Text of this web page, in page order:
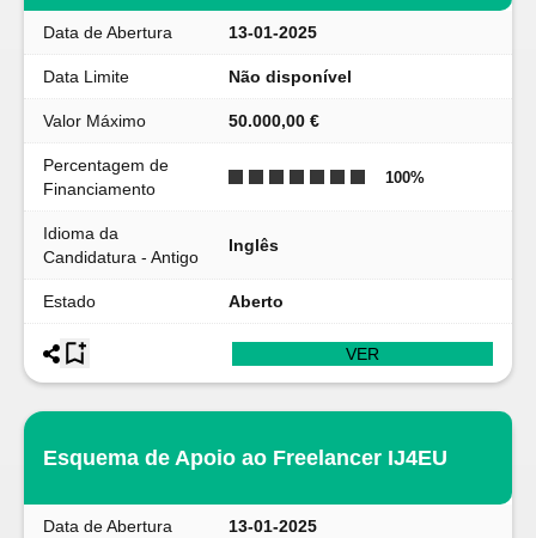
Data de Abertura 13-01-2025
Data Limite Não disponível
Valor Máximo 50.000,00 €
Percentagem de
Financiamento
100%
Idioma da
Candidatura - Antigo
Inglês
Estado Aberto
VER
Esquema de Apoio ao Freelancer IJ4EU
Data de Abertura 13-01-2025